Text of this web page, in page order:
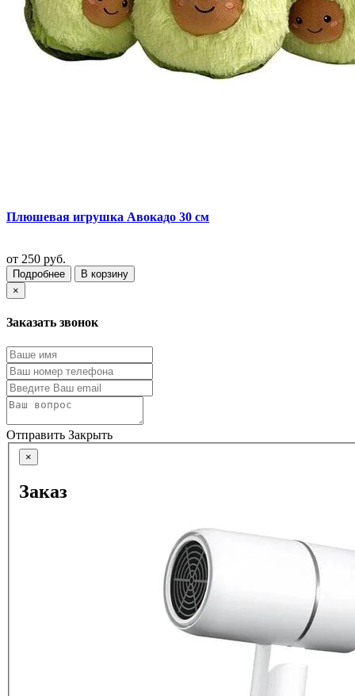
Плюшевая игрушка Авокадо 30 см
от 250 руб.
Подробнее
В корзину
×
Заказать звонок
Отправить Закрыть
×
Заказ